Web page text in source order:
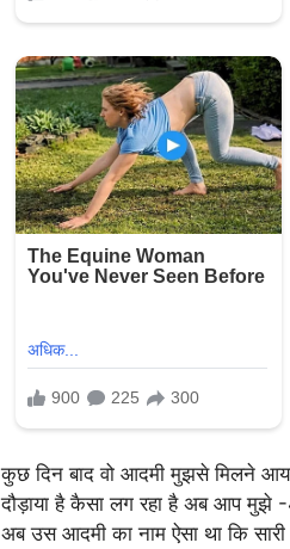
कुछ दिन बाद वो आदमी मुझसे मिलने आया
दौड़ाया है कैसा लग रहा है अब आप मुझे -
अब उस आदमी का नाम ऐसा था कि